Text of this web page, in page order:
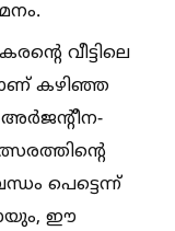
വീട്ടിലെ
കഴിഞ്ഞ
പെട്ടെന്ന്
ഈ